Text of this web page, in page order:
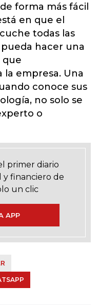
forma más fácil
en que el
todas las
hacer una
que
empresa. Una
conoce sus
no solo se
o
primer diario
y financiero de
un clic
APP